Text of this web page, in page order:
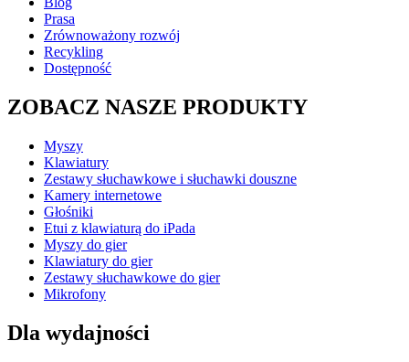
Prasa
Zrównoważony rozwój
Recykling
Dostępność
ZOBACZ NASZE PRODUKTY
Myszy
Klawiatury
Zestawy słuchawkowe i słuchawki douszne
Kamery internetowe
Głośniki
Etui z klawiaturą do iPada
Myszy do gier
Klawiatury do gier
Zestawy słuchawkowe do gier
Mikrofony
Dla wydajności